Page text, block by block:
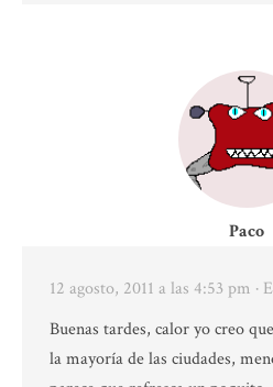
Paco
12 agosto, 2011 a las 4:53 pm ·
Buenas tardes, calor yo creo
la mayoría de las ciudades,